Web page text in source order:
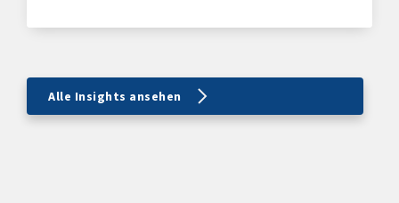
Alle Insights ansehen